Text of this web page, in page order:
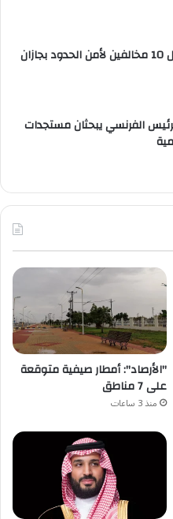
الفرنسي يبحثان مستجدات
"الأرصاد": أمطار صيفية متوقعة
على 7 مناطق
منذ 3 ساعات